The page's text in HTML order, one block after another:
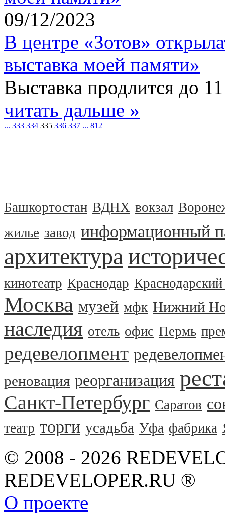
09/12/2023
В центре «Зотов»
выставка моей памяти»
Выставка продлится до
читать дальше »
... 333 334 335 336 337 ... 812
Башкортостан ВДНХ вокзал
жилье завод информационный
архитектура
кинотеатр Краснодар
Москва музей мфк Нижний
наследия отель офис Пермь
редевелопмент
реновация реорганизация
Санкт-Петербург Саратов
театр торги усадьба Уфа фабрика
© 2008 - 2026
REDEVELOPER.RU ®
О проекте